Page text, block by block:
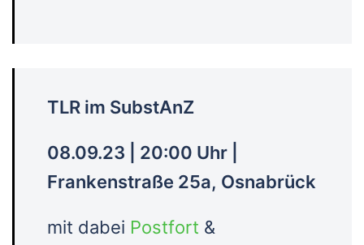
TLR im SubstAnZ
08.09.23 | 20:00 Uhr |
Frankenstraße 25a, Osnabrück
mit dabei Postfort &